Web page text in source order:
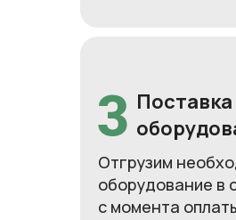
Отгрузим
оборудование в
с момента
Поставка